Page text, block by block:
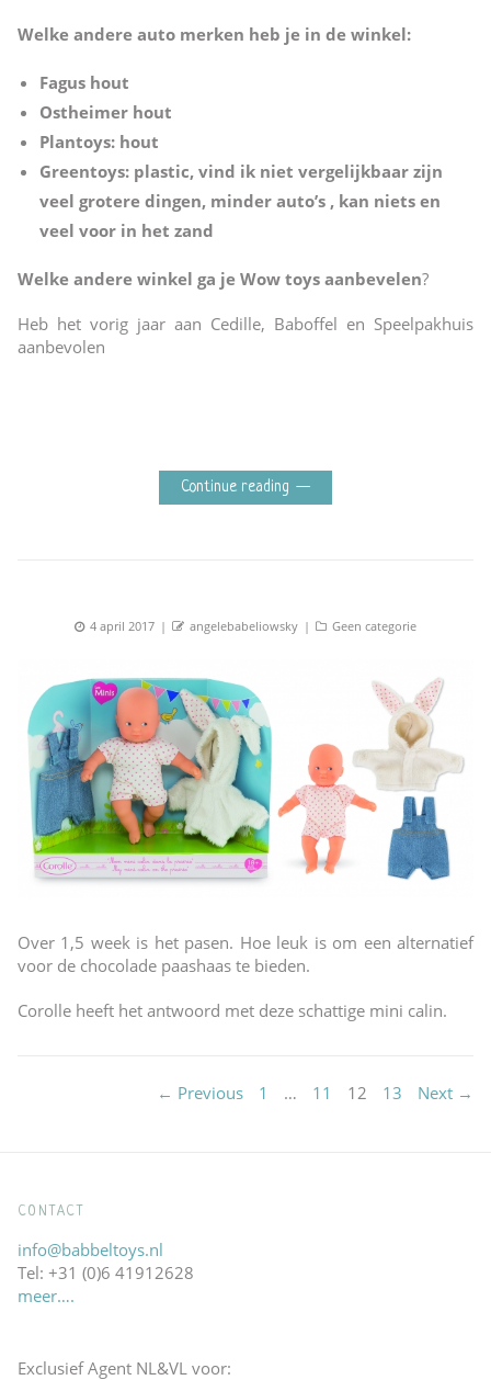
Welke andere auto merken heb je in de winkel:
Fagus hout
Ostheimer hout
Plantoys: hout
Greentoys: plastic, vind ik niet vergelijkbaar zijn
veel grotere dingen, minder auto’s , kan niets en
veel voor in het zand
Welke andere winkel ga je Wow toys aanbevelen?
Heb het vorig jaar aan Cedille, Baboffel en Speelpakhuis
aanbevolen
Continue reading
Posted
4 april 2017 Author
angelebabeliowsky Categories
Geen categorie
Over 1,5 week is het pasen. Hoe leuk is om een alternatief
voor de chocolade paashaas te bieden.
Corolle heeft het antwoord met deze schattige mini calin.
← Previous PAGE
1 … PAGE
11 PAGE
12 PAGE
13 Next →
CONTACT
info@babbeltoys.nl
Tel: +31 (0)6 41912628
meer….
Exclusief Agent NL&VL voor: